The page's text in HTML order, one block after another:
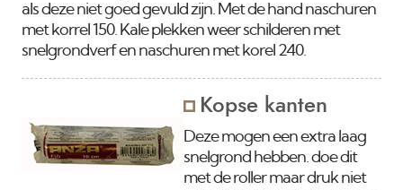
als deze niet goed gevuld zijn. Met de hand naschuren
met korrel 150. Kale plekken weer schilderen met
snelgrondverf en naschuren met korel 240.
Kopse kanten
Deze mogen een extra laag
snelgrond hebben. doe dit
met de roller maar druk niet